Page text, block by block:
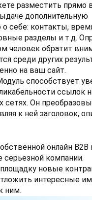
разместить прямо
дополнительную
себе: контакты,
разделы и т.д.
человек обратит
среди других
на ваш сайт.
способствует
ссылок
сетях. Он
к ней заголовок,
онлайн
серьезной компании.
новые
интересные
ним.